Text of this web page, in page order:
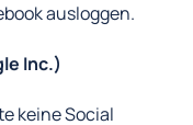
ausloggen.
Inc.)
keine Social